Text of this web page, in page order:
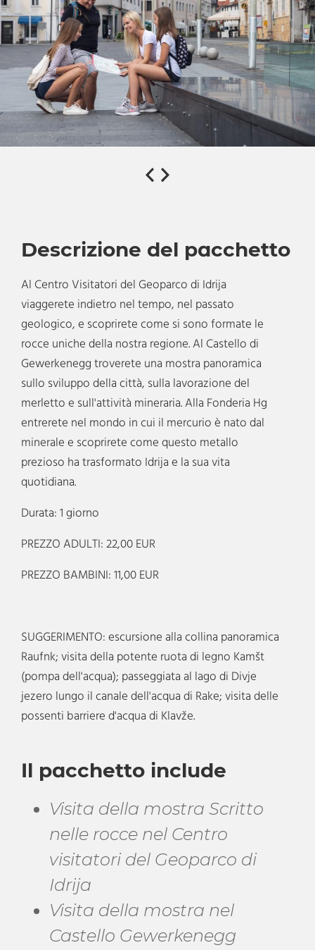
Descrizione del pacchetto
Al Centro Visitatori del Geoparco di Idrija
viaggerete indietro nel tempo, nel passato
geologico, e scoprirete come si sono formate le
rocce uniche della nostra regione. Al Castello di
Gewerkenegg troverete una mostra panoramica
sullo sviluppo della città, sulla lavorazione del
merletto e sull'attività mineraria. Alla Fonderia Hg
entrerete nel mondo in cui il mercurio è nato dal
minerale e scoprirete come questo metallo
prezioso ha trasformato Idrija e la sua vita
quotidiana.
Durata: 1 giorno
PREZZO ADULTI: 22,00 EUR
PREZZO BAMBINI: 11,00 EUR
SUGGERIMENTO: escursione alla collina panoramica
Raufnk; visita della potente ruota di legno Kamšt
(pompa dell'acqua); passeggiata al lago di Divje
jezero lungo il canale dell'acqua di Rake; visita delle
possenti barriere d'acqua di Klavže.
Il pacchetto include
Visita della mostra Scritto
nelle rocce nel Centro
visitatori del Geoparco di
Idrija
Visita della mostra nel
Castello Gewerkenegg